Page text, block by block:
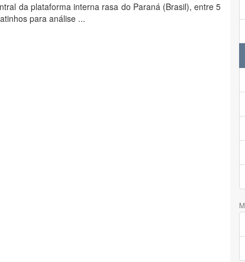
da plataforma interna rasa do Paraná (Brasil), entre 5
para análise ...